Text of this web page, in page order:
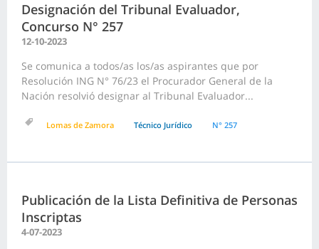
Designación del Tribunal Evaluador,
Concurso N° 257
12-10-2023
Se comunica a todos/as los/as aspirantes que por
Resolución ING N° 76/23 el Procurador General de la
Nación resolvió designar al Tribunal Evaluador...
Lomas de Zamora Técnico Jurídico N° 257
Publicación de la Lista Definitiva de Personas
Inscriptas
4-07-2023